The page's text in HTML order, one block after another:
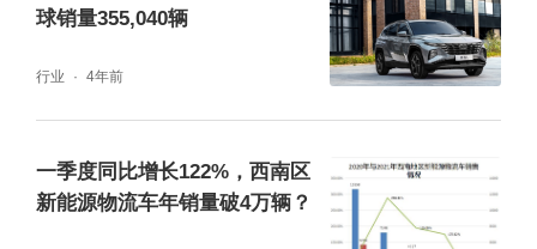
球销量355,040辆
行业 4年前
一季度同比增长122%，西南区
新能源物流车年销量破4万辆？